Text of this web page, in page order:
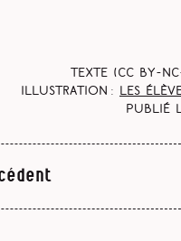
Texte (CC BY-
Illustration : les
Publié